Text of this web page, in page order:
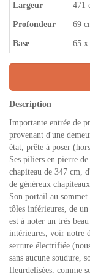
Largeur 471
Profondeur 69
Base 65 x
Description
Importante entrée de
provenant d'une
état, prête à poser
Ses piliers en pierre
chapiteau de 347 cm,
de généreux
Son portail au
tôles inférieures, de
est à noter un très
intérieures, voir notre
serrure électrifiée
sans aucune soudure,
fleurdelisées, comme